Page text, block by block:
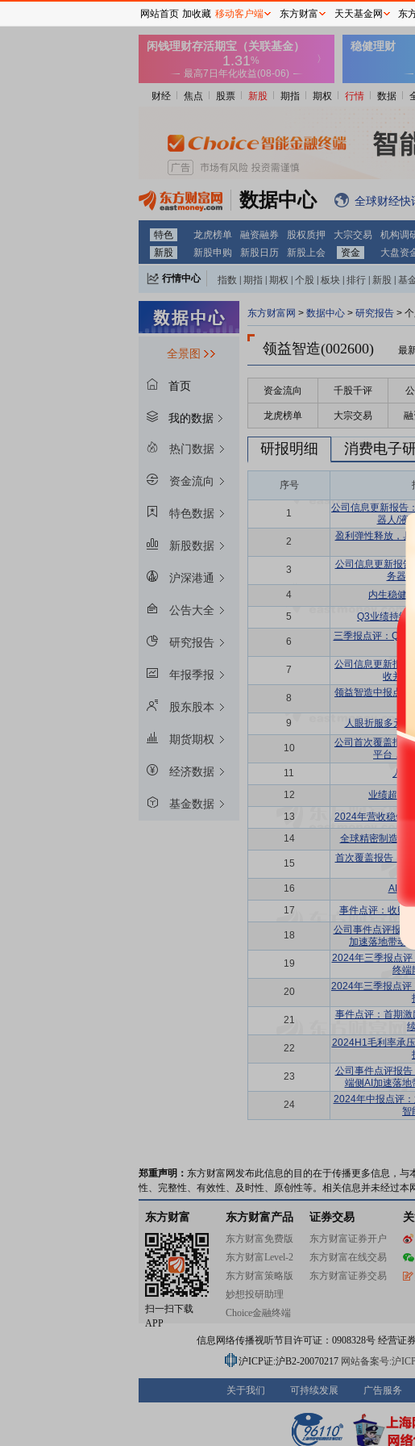
财经 焦点 股票 新股 期指 期权 行情 数据
数据中心 全球财经快
特色 龙虎榜单 融资融券 股权质押 大宗交易 机构调
新股
新股申购 新股日历 新股上会 资金 大盘资
行情中心 指数 期指 期权 个股 板块 排行 新股 基
全景图
首页
我的数据
热门数据
资金流向
特色数据
新股数据
沪深港通
公告大全
研究报告
年报季报
股东股本
期货期权
经济数据
基金数据
东方财富网 > 数据中心 > 研究报告 >
领益智造(002600) 最
资金流向 千股千评
龙虎榜单 大宗交易
研报明细 消费电子
序号
1
公司信息更新报告
器人/液
2
盈利弹性释放，具
3
公司信息更新报
务器“
4 内生稳健
5
Q3业绩持续
6
三季报点评：Q3
7
公司信息更新报
收并购
8
领益智造中报点
9 人眼折服多元
10
公司首次覆盖报
平台，机
11 人眼
12
业绩超预
13
2024年营收稳健
14
全球精密制造领
15
首次覆盖报告：精
16 AI终
17
事件点评：收购
18
公司事件点评报告
加速落地带动
19
2024年三季报点评
终端
20
2024年三季报点评
21
事件点评：首期
22
2024H1毛利率承
23
公司事件点评报告
端侧AI加速落地
24
2024年中报点评
智
郑重声明： 东方财富网发布此信息的目的在于传播更多信息，
性、完整性、有效性、及时性、原创性等。相关信息并未经过本
东方财富
扫一扫下载
APP
东方财富产品
东方财富免费版
东方财富Level-2
东方财富策略版
妙想投研助理
Choice金融终端
证券交易
东方财富证券开户
东方财富在线交易
东方财富证券交易
信息网络传播视听节目许可证：0908328号 经营证
沪ICP证:沪B2-20070217 网站备案号:沪
关于我们 可持续发展 广告服务
网站首页 加收藏 移动客户端 东方财富 天天基金网 东